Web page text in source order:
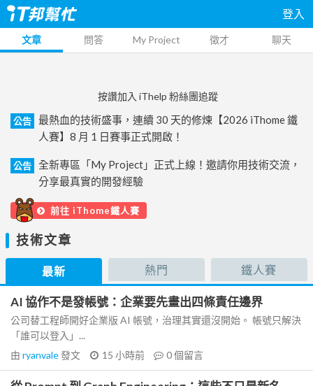
登入
文章 問答 My Project 徵才 聊天
按讚加入 iThelp 粉絲團追蹤
公告
最熱血的技術盛事，連續 30 天的修煉【2026 iThome 鐵
人賽】8 月 1 日賽事正式開啟！
公告
全新專區「My Project」正式上線！邀請你用技術交流，
分享最真實的開發經驗
前往 iThome鐵人賽
技術文章
最新 熱門 鐵人賽
AI 協作不是發帳號：企業要先畫出四條責任邊界
公司替工程師開好企業版 AI 帳號，治理其實還沒開始。 帳號只解決
「誰可以登入」...
由 ryanvale發文 15 小時前 0個留言